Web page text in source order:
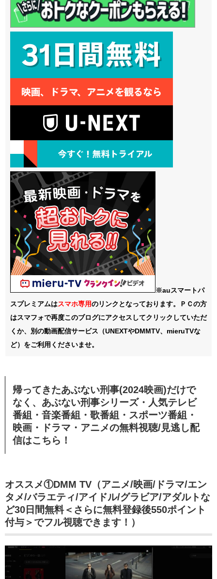
※auスマートパ
スプレミアムはスマホ専用のリンクとなっております。ＰＣの方
はスマフォで再度このブログにアクセスしてクリックしていただ
くか、別の動画配信サービス（UNEXTやDMMTV、mieruTVな
ど）をご利用くださいませ。
帰ってきたあぶない刑事(2024映画)だけで
なく、あぶない刑事シリーズ・人気テレビ
番組・音楽番組・歌番組・スポーツ番組・
映画・ドラマ・アニメの無料視聴/見逃し配
信はこちら！
オススメ①DMM TV（アニメ/映画/ドラマ/エン
タメ/バラエティ/アイドル/グラビア/アダルトな
ど30日間無料＜さらに無料登録後550ポイント
付与＞でフル視聴できます！）